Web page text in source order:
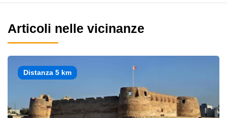
Articoli nelle vicinanze
Distanza 5 km